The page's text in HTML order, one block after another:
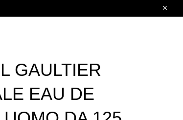
Chiudi
GAULTIER
EAU DE